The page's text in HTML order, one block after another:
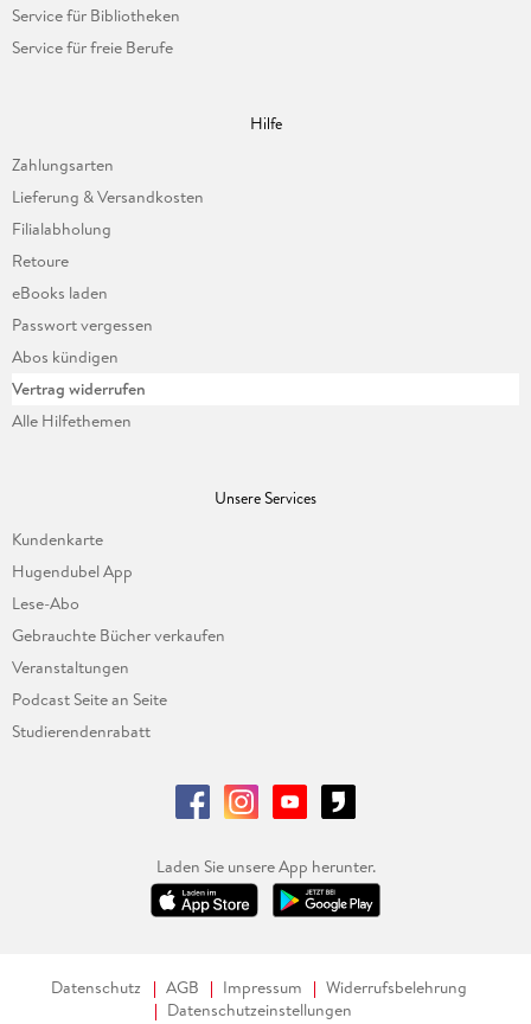
Service für Bibliotheken
Service für freie Berufe
Hilfe
Zahlungsarten
Lieferung & Versandkosten
Filialabholung
Retoure
eBooks laden
Passwort vergessen
Abos kündigen
Vertrag widerrufen
Alle Hilfethemen
Unsere Services
Kundenkarte
Hugendubel App
Lese-Abo
Gebrauchte Bücher verkaufen
Veranstaltungen
Podcast Seite an Seite
Studierendenrabatt
Laden Sie unsere App herunter.
Datenschutz AGB Impressum
Widerrufsbelehrung
Datenschutzeinstellungen